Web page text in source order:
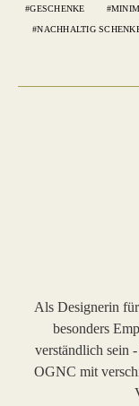
GESCHENKE
NACHHALTIG
Als Designerin
besonders
verständlich sein
OGNC mit